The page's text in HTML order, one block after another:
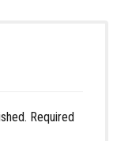
Required